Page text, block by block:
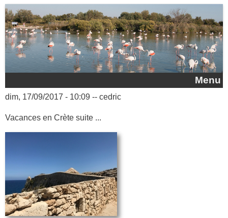
Aller au contenu principal
Menu
dim, 17/09/2017 - 10:09 -- cedric
Vacances en Crète suite ...